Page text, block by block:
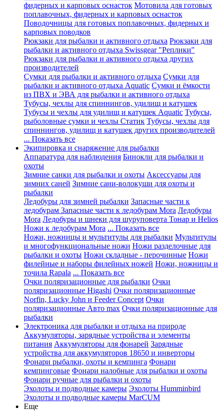
фидерных и карповых оснасток Мотовила для готовых
поплавочных, фидерных и карповых оснасток
Поводочницы для готовых поплавочных, фидерных и
карповых поводков
Рюкзаки для рыбалки и активного отдыха Рюкзаки для
рыбалки и активного отдыха Swissgear "Реплики"
Рюкзаки для рыбалки и активного отдыха других
производителей
Сумки для рыбалки и активного отдыха Сумки для
рыбалки и активного отдыха Aquatic Сумки и ёмкости
из ПВХ и ЭВА для рыбалки и активного отдыха
Тубусы, чехлы для спиннингов, удилищ и катушек
Тубусы и чехлы для удилищ и катушек Aquatic Тубусы,
рыболовные сумки и чехлы Статик Тубусы, чехлы для
спиннингов, удилищ и катушек других производителей
... Показать все
Экипировка и снаряжение для рыбалки
Аппаратура для наблюдения Бинокли для рыбалки и
охоты
Зимние санки для рыбалки и охоты Аксессуары для
зимних саней Зимние сани-волокуши для охоты и
рыбалки
Ледобуры для зимней рыбалки Запасные части к
ледобурам Запасные части к ледобурам Mora Ледобуры
Mora Ледобуры и шнеки для шуруповерта Тонар и Helios
Ножи к ледобурам Mora ... Показать все
Ножи, ножницы и мультитулы для рыбалки Мультитулы
и многофункциональные ножи Ножи разделочные для
рыбалки и охоты Ножи складные - перочинные Ножи
филейные и наборы филейных ножей Ножи, ножницы и
точила Rapala ... Показать все
Очки поляризационные для рыбалки Очки
поляризационные Higashi Очки поляризационные
Norfin, Lucky John и Feeder Concept Очки
поляризационные Авто max Очки поляризационные для
рыбалки
Электроника для рыбалки и отдыха на природе
Аккумуляторы, зарядные устройства и элементы
питания Аккумуляторы для фонарей Зарядные
устройства для аккумуляторов 18650 и инверторы
Фонари рыбалки, охоты и кемпинга Фонари
кемпинговые Фонари налобные для рыбалки и охоты
Фонари ручные для рыбалки и охоты
Эхолоты и подводные камеры Эхолоты Humminbird
Эхолоты и подводные камеры MarCUM
Еще